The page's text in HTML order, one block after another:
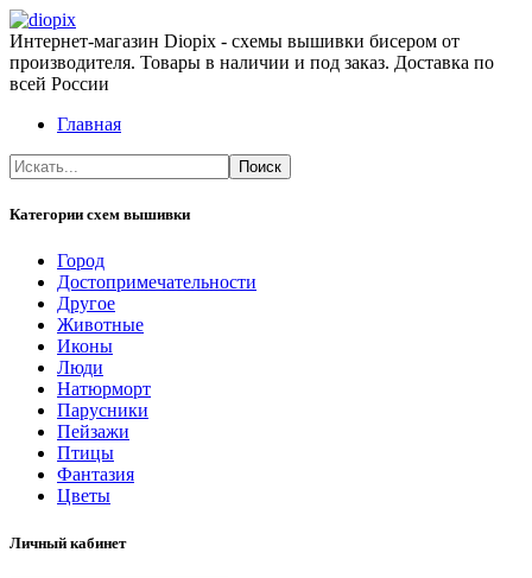
Интернет-магазин Diopix - схемы вышивки бисером от
производителя. Товары в наличии и под заказ. Доставка по
всей России
Главная
Категории схем вышивки
Город
Достопримечательности
Другое
Животные
Иконы
Люди
Натюрморт
Парусники
Пейзажи
Птицы
Фантазия
Цветы
Личный кабинет